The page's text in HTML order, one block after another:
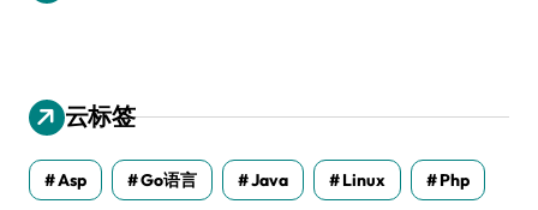
云标签
Asp Go语言 Java Linux Php